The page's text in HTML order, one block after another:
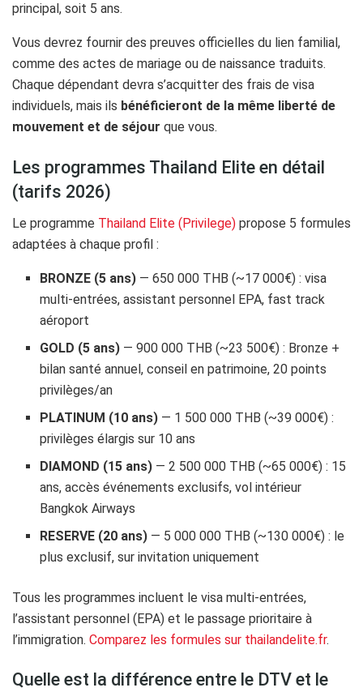
principal, soit 5 ans.
Vous devrez fournir des preuves officielles du lien familial,
comme des actes de mariage ou de naissance traduits.
Chaque dépendant devra s’acquitter des frais de visa
individuels, mais ils bénéficieront de la même liberté de
mouvement et de séjour que vous.
Les programmes Thailand Elite en détail
(tarifs 2026)
Le programme Thailand Elite (Privilege) propose 5 formules
adaptées à chaque profil :
BRONZE (5 ans) — 650 000 THB (~17 000€) : visa
multi-entrées, assistant personnel EPA, fast track
aéroport
GOLD (5 ans) — 900 000 THB (~23 500€) : Bronze +
bilan santé annuel, conseil en patrimoine, 20 points
privilèges/an
PLATINUM (10 ans) — 1 500 000 THB (~39 000€) :
privilèges élargis sur 10 ans
DIAMOND (15 ans) — 2 500 000 THB (~65 000€) : 15
ans, accès événements exclusifs, vol intérieur
Bangkok Airways
RESERVE (20 ans) — 5 000 000 THB (~130 000€) : le
plus exclusif, sur invitation uniquement
Tous les programmes incluent le visa multi-entrées,
l’assistant personnel (EPA) et le passage prioritaire à
l’immigration. Comparez les formules sur thailandelite.fr.
Quelle est la différence entre le DTV et le